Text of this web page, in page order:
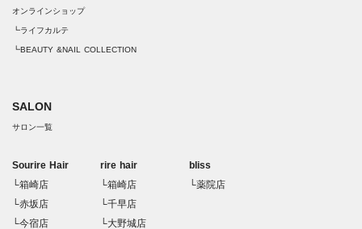
オンラインショップ
┗ライフカルテ
┗BEAUTY &NAIL COLLECTION
SALON
サロン一覧
Sourire Hair
└箱崎店
└赤坂店
└今宿店
rire hair
└箱崎店
└千早店
└大野城店
bliss
└薬院店